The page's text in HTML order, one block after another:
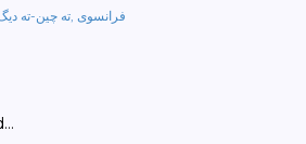
ته چین-ته فرانسوی